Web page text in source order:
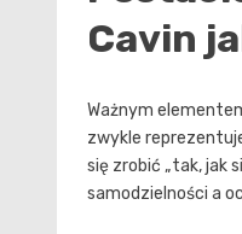
Cavin
Ważnym
zwykle
się zrobić „tak, jak
samodzielności a